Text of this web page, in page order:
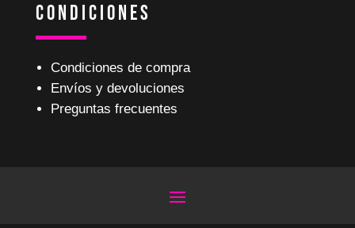
Condiciones
Condiciones de compra
Envíos y devoluciones
Preguntas frecuentes